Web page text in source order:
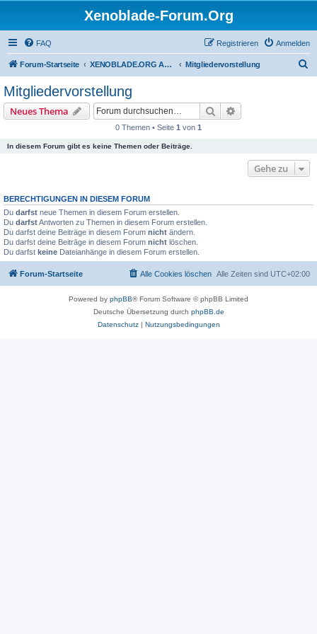
Xenoblade-Forum.Org
FAQ Anmelden
Registrieren
Forum-Startseite XENOBLADE.ORG ALLGEMEIN Mitgliedervorstellung
Mitgliedervorstellung
Neues Thema Suche
0 Themen • Seite 1 von 1
In diesem Forum gibt es keine Themen oder Beiträge.
Gehe zu
BERECHTIGUNGEN IN DIESEM FORUM
Du darfst neue Themen in diesem Forum erstellen.
Du darfstAntworten zu Themen in diesem Forum erstellen.
Du darfst deine Beiträge in diesem Forum nicht ändern.
Du darfst deine Beiträge in diesem Forum nicht löschen.
Du darfst keine Dateianhänge in diesem Forum erstellen.
Forum-Startseite Alle Zeiten sind UTC+02:00
Alle Cookies löschen
Powered by phpBB® Forum Software © phpBB Limited
Deutsche Übersetzung durch phpBB.de
Datenschutz| Nutzungsbedingungen